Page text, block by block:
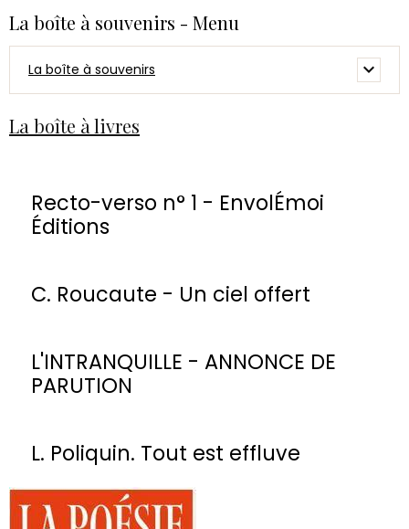
La boîte à souvenirs - Menu
La boîte à souvenirs
La boîte à livres
Recto-verso n° 1 - EnvolÉmoi
Éditions
C. Roucaute - Un ciel offert
L'INTRANQUILLE - ANNONCE DE
PARUTION
L. Poliquin. Tout est effluve